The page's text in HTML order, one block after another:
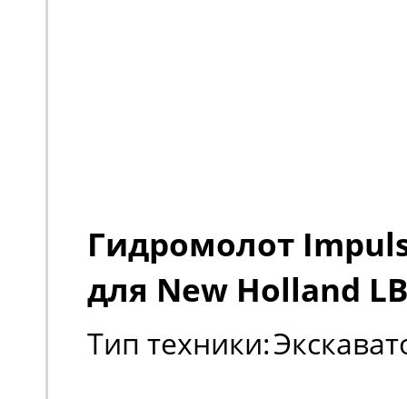
Гидромолот
для New Holland
Тип техники: